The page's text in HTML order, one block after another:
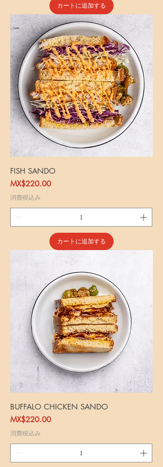
カートに追加する
FISH SANDO
価格
MX$220.00
消費税込み
カートに追加する
BUFFALO CHICKEN SANDO
価格
MX$220.00
消費税込み